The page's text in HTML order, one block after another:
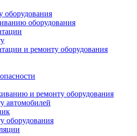
оборудования
оборудования
и ремонту оборудования
и ремонту оборудования
автомобилей
оборудования